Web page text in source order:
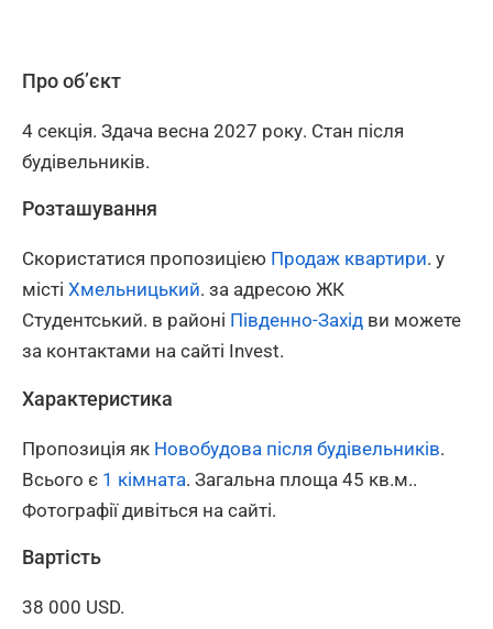
Про об’єкт
4 секція. Здача весна 2027 року. Стан після
будівельників.
Розташування
Скористатися пропозицією Продаж квартири. у
місті Хмельницький. за адресою ЖК
Студентський. в районі Південно-Захід ви можете
за контактами на сайті Invest.
Характеристика
Пропозиція як Новобудова після будівельників.
Всього є 1 кімната. Загальна площа 45 кв.м..
Фотографії дивіться на сайті.
Вартість
38 000 USD.